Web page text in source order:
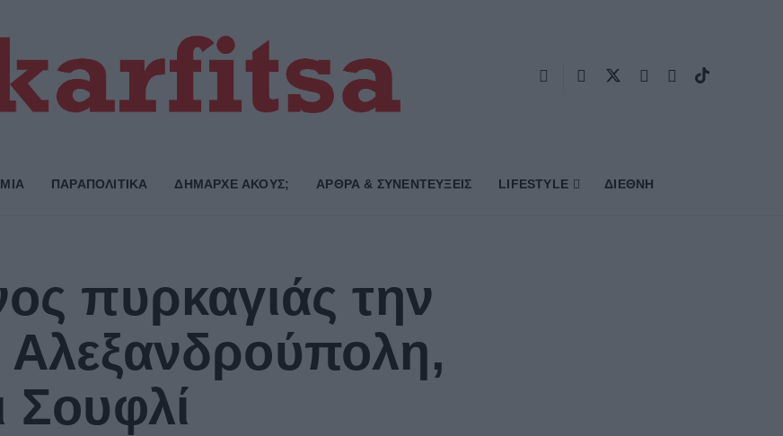
ΠΑΡΑΠΟΛΙΤΙΚΑ ΔΗΜΑΡΧE ΑΚΟΥΣ; ΑΡΘΡΑ & ΣΥΝΕΝΤΕΥΞΕΙΣ LIFESTYLE ΔΙΕΘΝΗ
πυρκαγιάς την
Σουφλί